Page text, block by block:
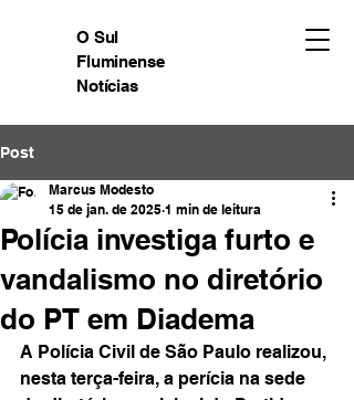
O Sul
Fluminense
Notícias
Post
Polícia investiga furto e
vandalismo no diretório
do PT em Diadema
Marcus Modesto
15 de jan. de 2025 1 min de leitura
A Polícia Civil de São Paulo realizou,
nesta terça-feira, a perícia na sede